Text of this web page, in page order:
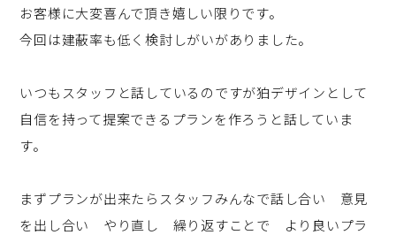
お客様に大変喜んで頂き嬉しい限りです。
今回は建蔽率も低く検討しがいがありました。
いつもスタッフと話しているのですが狛デザインとして
自信を持って提案できるプランを作ろうと話していま
す。
まずプランが出来たらスタッフみんなで話し合い 意見
を出し合い やり直し 繰り返すことで より良いプラ